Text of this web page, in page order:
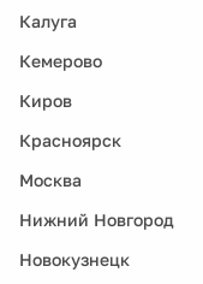
Калуга
Кемерово
Киров
Красноярск
Москва
Нижний Новгород
Новокузнецк